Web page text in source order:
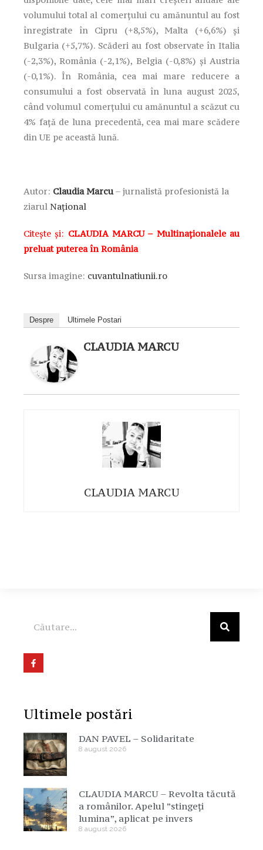
volumului total al comerțului cu amănuntul au fost
înregistrate în Cipru (+8,5%), Malta (+6,6%) și
Bulgaria (+5,7%). Scăderi au fost observate în Italia
(-2,3%), România (-2,1%), Belgia (-0,8%) și Austria
(-0,1%). În România, cea mai mare reducere a
consumului a fost observată în luna august 2025,
când volumul comerțului cu amănuntul a scăzut cu
4% față de luna precedentă, cea mai mare scădere
din UE pe această lună.
Autor: Claudia Marcu– jurnalistă profesionistă la
ziarul Național
Citește și: CLAUDIA MARCU – Multinaționalele au
preluat puterea în România
Sursa imagine: cuvantulnatiunii.ro
Despre Ultimele Postari
CLAUDIA MARCU
CLAUDIA MARCU
Ultimele postări
DAN PAVEL – Solidaritate
8 august 2026
CLAUDIA MARCU – Revolta tăcută
a românilor. Apelul ”stingeți
lumina”, aplicat pe invers
8 august 2026